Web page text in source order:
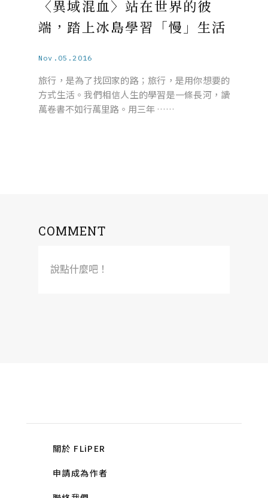
〈異域混血〉站在世界的彼
端，踏上冰島學習「慢」生活
Nov.05.2016
旅行，是為了找回家的路；旅行，是用你想要的
方式生活。我們相信人生的學習是一條長河，讀
萬卷書不如行萬里路。用三年 ……
COMMENT
說點什麼吧！
關於 FLiPER
申請成為作者